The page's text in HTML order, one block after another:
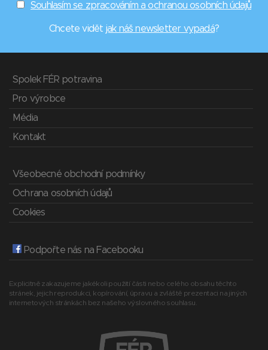
Souhlasím se zpracováním a ochranou osobních údajů
Chcete vidět jak náš newsletter vypadá?
Spolek FÉR potravina
Pro výrobce
Média
Kontakt
Všeobecné obchodní podmínky
Ochrana osobních údajů
Cookies
Podpořte nás na Facebooku
Explicitně zakazujeme jakékoli použití části nebo celého obsahu těchto
stránek, jejich reprodukci, kopírování, úpravu a zvláště prezentaci na jiných
internetových stránkách bez našeho výslovného souhlasu.